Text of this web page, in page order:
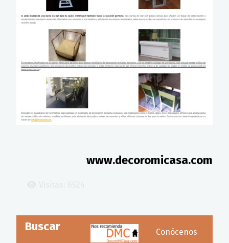
www.decoromicasa.com
Buscar
Conócenos